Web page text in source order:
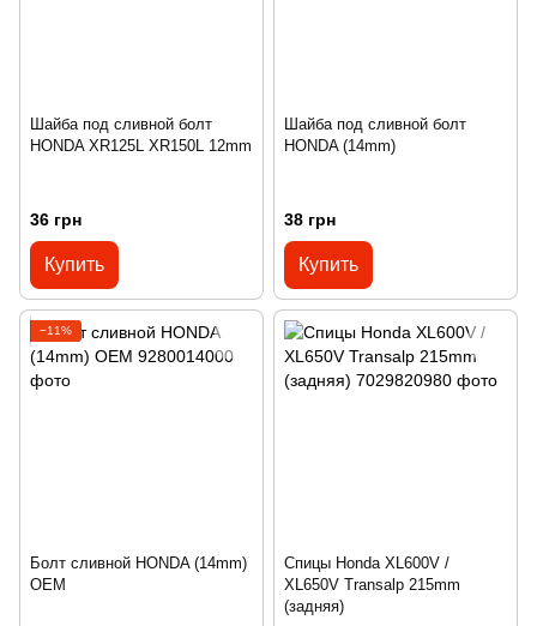
Шайба под сливной болт
HONDA XR125L XR150L 12mm
36 грн
Купить
Шайба под сливной болт
HONDA (14mm)
38 грн
Купить
−11%
Болт сливной HONDA (14mm)
OEM
Спицы Honda XL600V /
XL650V Transalp 215mm
(задняя)